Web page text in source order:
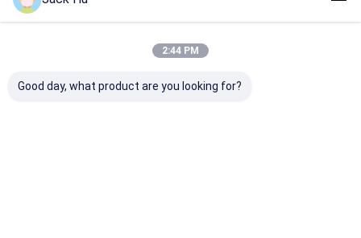
2:44 PM
Good day, what product are you looking for?